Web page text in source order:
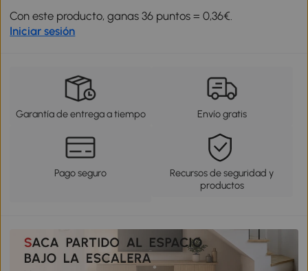
Con este producto, ganas 36 puntos = 0,36€.
Iniciar sesión
Garantía de entrega a tiempo Envío gratis
Pago seguro
Recursos de seguridad y
productos